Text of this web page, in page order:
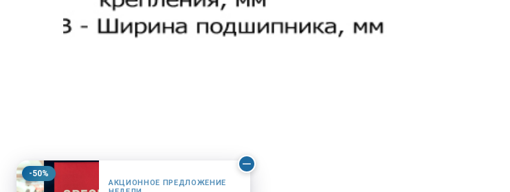
-50%
АКЦИОННОЕ ПРЕДЛОЖЕНИЕ